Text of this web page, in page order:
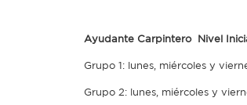
Ayudante Carpintero Nivel
Grupo 1: lunes, miércoles y
Grupo 2: lunes, miércoles y